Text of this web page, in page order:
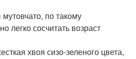
по такому
легко сосчитать возраст
хвоя сизо-зеленого цвета,